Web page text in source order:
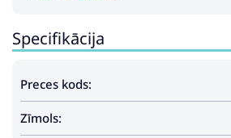
Specifikācija
Preces kods:
Zīmols: